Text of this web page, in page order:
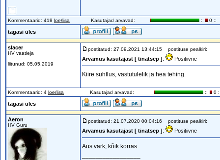
Kommentaarid: 418 loe/lisa Kasutajad arvavad: :: 0 ::
tagasi üles
slacer
HV vaatleja
liitunud: 05.05.2019
postitatud: 27.09.2021 13:44:15 postituse pealkiri:
Arvamus kasutajast [ tinatsep ]: Positiivne
Kiire suhtlus, vastutulelik ja hea tehing.
Kommentaarid: 4 loe/lisa Kasutajad arvavad: :: 0
tagasi üles
Aeron
HV Guru
postitatud: 21.07.2020 00:04:16 postituse pealkiri:
Arvamus kasutajast [ tinatsep ]: Positiivne
Aus värk, kõik korras.